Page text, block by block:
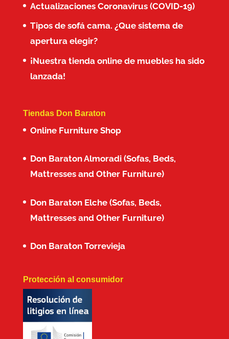
Actualizaciones Coronavirus (COVID-19)
Tipos de sofá cama. ¿Que sistema de
apertura elegir?
¡Nuestra tienda online de muebles ha sido
lanzada!
Tiendas Don Baraton
Online Furniture Shop
Don Baraton Almoradi (Sofas, Beds,
Mattresses and Other Furniture)
Don Baraton Elche (Sofas, Beds,
Mattresses and Other Furniture)
Don Baraton Torrevieja
Protección al consumidor